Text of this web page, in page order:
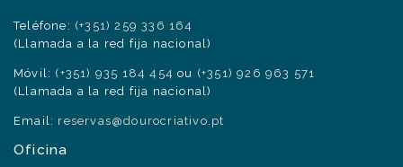
Teléfone: (+351) 259 336 164
(Llamada a la red fija nacional)
Móvil: (+351) 935 184 454 ou (+351) 926 963 571
(Llamada a la red fija nacional)
Email: reservas@dourocriativo.pt
Oficina